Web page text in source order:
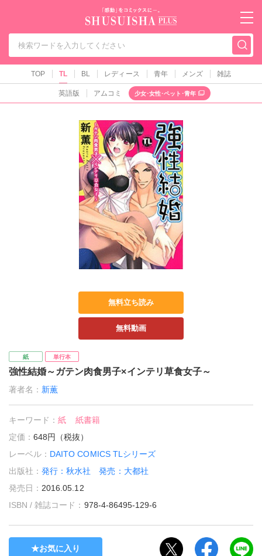
秋水社PLUS（テ
TOP TL BL レディース 青年 メンズ 雑誌
英語版 アムコミ 少女･女性･ペット･青年
無料立ち読み
無料動画
紙 単行本
強性結婚～ガテン肉食男子×インテリ草食女子～
著者名： 新薫
キーワード：紙
紙書籍
定価：648円（税抜）
レーベル： DAITO COMICS TLシリーズ
出版社：発行：秋水社 発売：大都社
発売日： 2016.05.12
ISBN / 雑誌コード： 978-4-86495-129-6
お気に入り